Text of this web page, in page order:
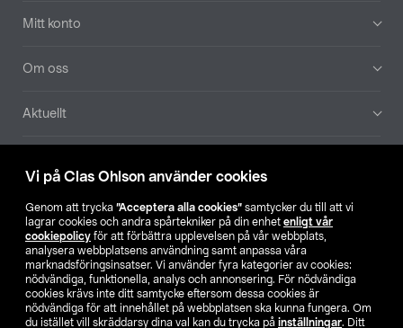
Vi på Clas Ohlson använder cookies
Genom att trycka ”Acceptera alla cookies” samtycker du till att vi
lagrar cookies och andra spårtekniker på din enhet enligt vår
cookiepolicy för att förbättra upplevelsen på vår webbplats,
analysera webbplatsens användning samt anpassa våra
marknadsföringsinsatser. Vi använder fyra kategorier av cookies:
nödvändiga, funktionella, analys och annonsering. För nödvändiga
cookies krävs inte ditt samtycke eftersom dessa cookies är
nödvändiga för att innehållet på webbplatsen ska kunna fungera. Om
du istället vill skräddarsy dina val kan du trycka på inställningar. Ditt
Mitt konto
Om oss
Aktuellt
Hitta butik
SE NO FI